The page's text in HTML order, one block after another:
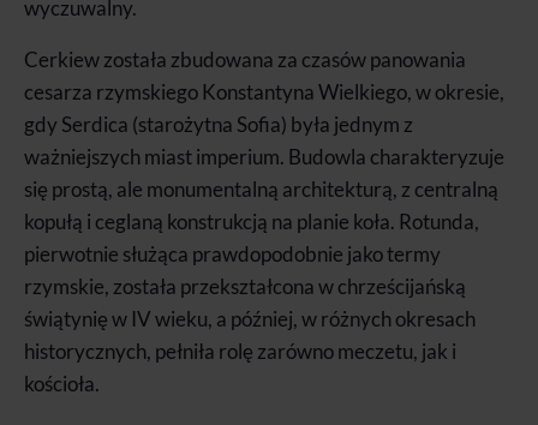
wyczuwalny.
Cerkiew została zbudowana za czasów panowania
cesarza rzymskiego Konstantyna Wielkiego, w okresie,
gdy Serdica (starożytna Sofia) była jednym z
ważniejszych miast imperium. Budowla charakteryzuje
się prostą, ale monumentalną architekturą, z centralną
kopułą i ceglaną konstrukcją na planie koła. Rotunda,
pierwotnie służąca prawdopodobnie jako termy
rzymskie, została przekształcona w chrześcijańską
świątynię w IV wieku, a później, w różnych okresach
historycznych, pełniła rolę zarówno meczetu, jak i
kościoła.